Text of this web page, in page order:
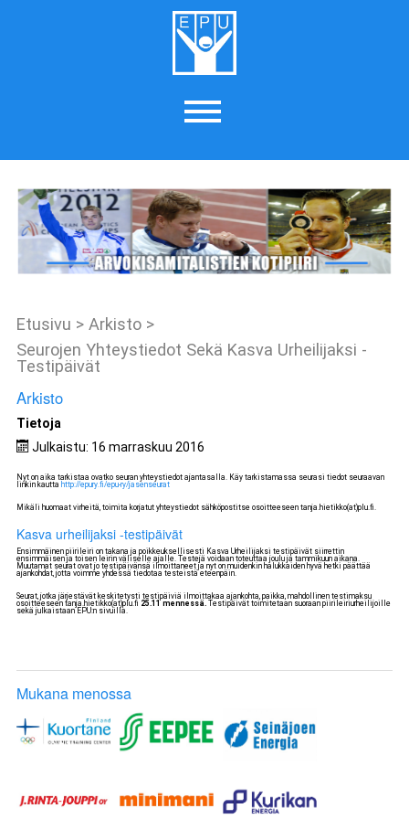
Etusivu > Arkisto >
Seurojen Yhteystiedot Sekä Kasva Urheilijaksi -
Testipäivät
Arkisto
Tietoja
Julkaistu: 16 marraskuu 2016
Nyt on aika tarkistaa ovatko seuran yhteystiedot ajantasalla. Käy tarkistamassa seurasi tiedot seuraavan
linkin kautta http://epury.fi/epu-ry/jasenseurat
Mikäli huomaat virheitä, toimita korjatut yhteystiedot sähköpostitse osoitteeseen tanja.hietikko(at)plu.fi.
Kasva urheilijaksi -testipäivät
Ensimmäinen piirileiri on takana ja poikkeuksellisesti Kasva Urheilijaksi testipäivät siirrettin
ensimmäisen ja toisen leirin väliselle ajalle. Testejä voidaan toteuttaa joulu ja tammikuun aikana.
Muutamat seurat ovat jo testipäivänsä ilmoittaneet ja nyt on muidenkin halukkaiden hyvä hetki päättää
ajankohdat, jotta voimme yhdessä tiedotaa testeistä eteenpäin.
Seurat, jotka järjestävät keskitetysti testipäiviä ilmoittakaa ajankohta, paikka, mahdollinen testimaksu
osoitteeseen tanja.hietikko(at)plu.fi 25.11 mennessä.Testipäivät toimitetaan suoraan piirileiriurheilijoille
sekä julkaistaan EPU:n sivuilla.
Mukana menossa